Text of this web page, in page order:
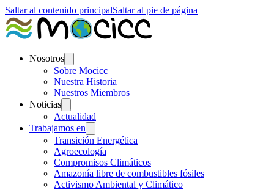
Saltar al contenido principalSaltar al pie de página
Nosotros
Sobre Mocicc
Nuestra Historia
Nuestros Miembros
Noticias
Actualidad
Trabajamos en
Transición Energética
Agroecología
Compromisos Climáticos
Amazonía libre de combustibles fósiles
Activismo Ambiental y Climático